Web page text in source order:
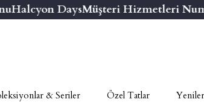
Halcyon DaysMüşteri Hizmetleri
& Seriler Özel Tatlar Yeniler